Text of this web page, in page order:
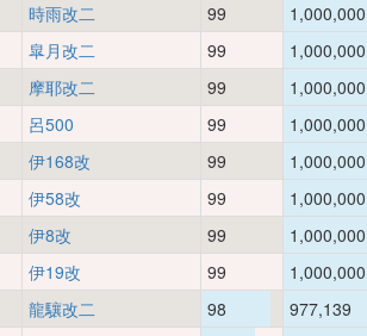
時雨改二 99 1,000,000
皐月改二 99 1,000,000
摩耶改二 99 1,000,000
呂500 99 1,000,000
伊168改 99 1,000,000
伊58改 99 1,000,000
伊8改 99 1,000,000
伊19改 99 1,000,000
龍驤改二 98 977,139